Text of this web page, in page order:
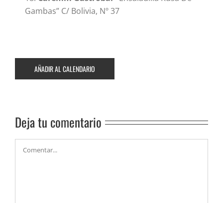
Gambas” C/ Bolivia, Nº 37
AÑADIR AL CALENDARIO
Deja tu comentario